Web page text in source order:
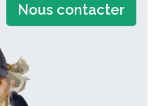
Nous contacter